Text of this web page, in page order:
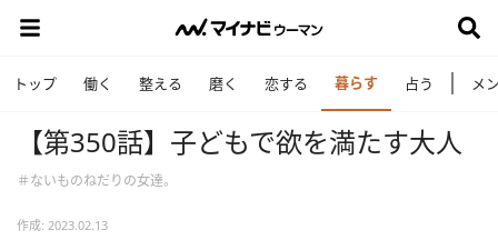
トップ 働く 整える 磨く 恋する 暮らす 占う メ
【第350話】子どもで欲を満たす大人
＃ないものねだりの女達。
作成: 2023.02.13